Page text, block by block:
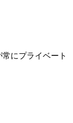
にプライベート